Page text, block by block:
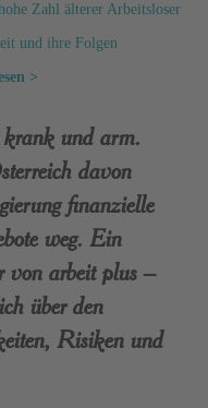
Zahl älterer Arbeitsloser
und ihre Folgen
>
krank und arm.
davon
finanzielle
weg. Ein
von arbeit plus –
über den
Risiken und